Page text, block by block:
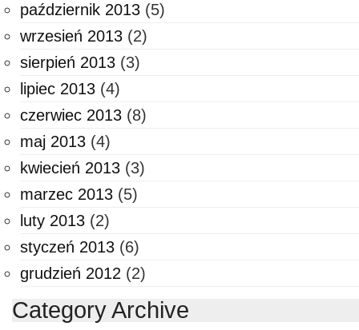
październik 2013 (5)
wrzesień 2013 (2)
sierpień 2013 (3)
lipiec 2013 (4)
czerwiec 2013 (8)
maj 2013 (4)
kwiecień 2013 (3)
marzec 2013 (5)
luty 2013 (2)
styczeń 2013 (6)
grudzień 2012 (2)
Category Archive